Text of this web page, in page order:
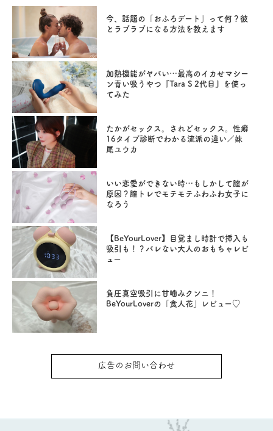
今、話題の「おふろデート」って何？彼
とラブラブになる方法を教えます
加熱機能がヤバい…最高のイカせマシー
ン青い吸うやつ『Tara S 2代目』を使っ
てみた
たかがセックス。されどセックス。性癖
16タイプ診断でわかる流派の違い／妹
尾ユウカ
いい恋愛ができない時…もしかして膣が
原因？膣トレでモテモテふわふわ女子に
なろう
【BeYourLover】目覚まし時計で挿入も
吸引も！？バレない大人のおもちゃレビ
ュー
負圧真空吸引に甘噛みクンニ！
BeYourLoverの「食人花」レビュー♡
広告のお問い合わせ